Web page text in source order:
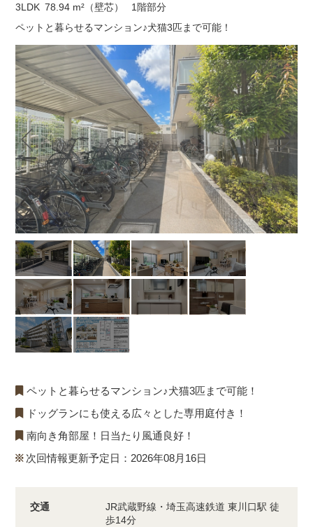
3LDK 78.94 m²（壁芯）
1階部分
ペットと暮らせるマンション♪犬猫3匹まで可能！
ペットと暮らせるマンション♪犬猫3匹まで可能！
ドッグランにも使える広々とした専用庭付き！
南向き角部屋！日当たり風通良好！
次回情報更新予定日：2026年08月16日
交通
JR武蔵野線・埼玉高速鉄道 東川口駅 徒
歩14分